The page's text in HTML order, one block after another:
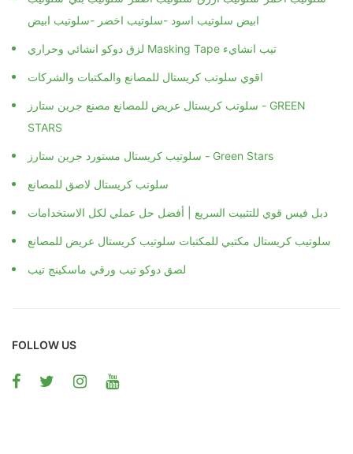
ابيض سلوتيب اسود -سلوتيب اخضر -سلوتيب ابيض
لزق دوكو انشائي وحراري Masking Tape تيب انشايء
اقوي سلوتب كريستال للمصانع والمكتبات والشركات
سلوتب كريستال عريض للمصانع مصنع جرين ستارز - GREEN
STARS
سلوتيب كريستال مستورد جرين ستارز - Green Stars
سلوتب كريستال لاصق للمصانع
دبل فيس قوي للتثبيت السريع | أفضل حل عملي لكل الاستخدامات
سلوتيب كريستال مكتبي للمكتبات سلوتيب كريستال عريض للمصانع
لصق دوكو تيب ورقي ماسكينج تيب
FOLLOW US